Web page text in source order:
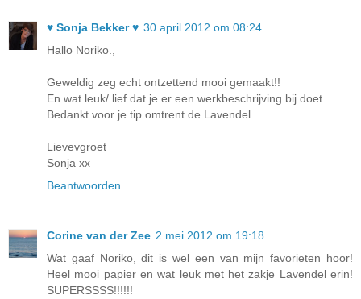
♥ Sonja Bekker ♥ 30 april 2012 om 08:24
Hallo Noriko.,
Geweldig zeg echt ontzettend mooi gemaakt!!
En wat leuk/ lief dat je er een werkbeschrijving bij doet.
Bedankt voor je tip omtrent de Lavendel.
Lievevgroet
Sonja xx
Beantwoorden
Corine van der Zee 2 mei 2012 om 19:18
Wat gaaf Noriko, dit is wel een van mijn favorieten hoor!
Heel mooi papier en wat leuk met het zakje Lavendel erin!
SUPERSSSS!!!!!!